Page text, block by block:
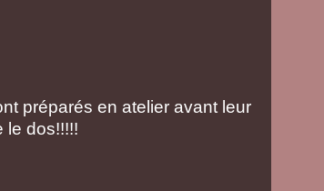
préparés en atelier avant leur
le dos!!!!!